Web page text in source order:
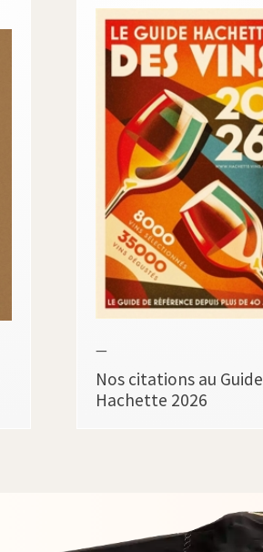
—
Nos citations au Guide
Hachette 2026